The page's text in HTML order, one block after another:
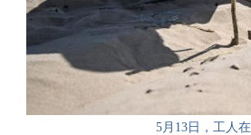
5月13日，工人